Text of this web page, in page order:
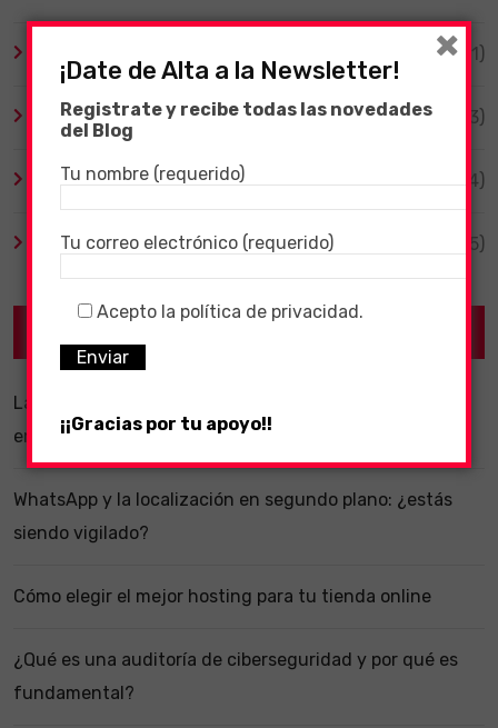
(1)
TV y Series (3)
Videojuegos (204)
Virales (55)
La importancia de un software ERP dentro de una
empresa
WhatsApp y la localización en segundo plano: ¿estás
siendo vigilado?
Cómo elegir el mejor hosting para tu tienda online
¿Qué es una auditoría de ciberseguridad y por qué es
fundamental?
¡Date de Alta a la Newsletter!
Registrate y recibe todas las novedades
del Blog
Tu nombre (requerido)
Tu correo electrónico (requerido)
Acepto la política de privacidad.
¡¡Gracias por tu apoyo!!
×